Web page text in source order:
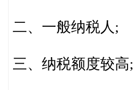
二、一般纳税人;
三、纳税额度较高;